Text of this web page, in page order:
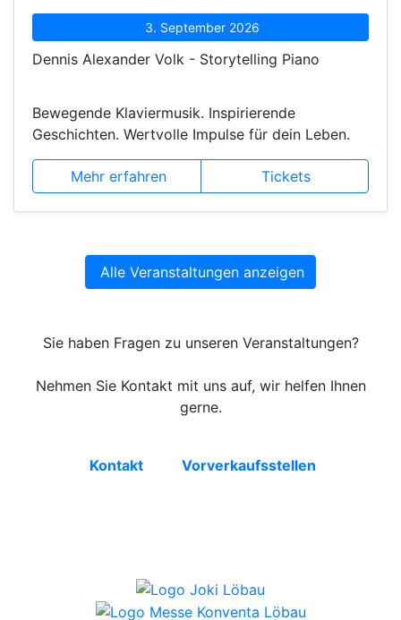
3. September 2026
Dennis Alexander Volk - Storytelling Piano
Bewegende Klaviermusik. Inspirierende
Geschichten. Wertvolle Impulse für dein Leben.
Mehr erfahren Tickets
Alle Veranstaltungen anzeigen
Sie haben Fragen zu unseren Veranstaltungen?
Nehmen Sie Kontakt mit uns auf, wir helfen Ihnen
gerne.
Kontakt Vorverkaufsstellen